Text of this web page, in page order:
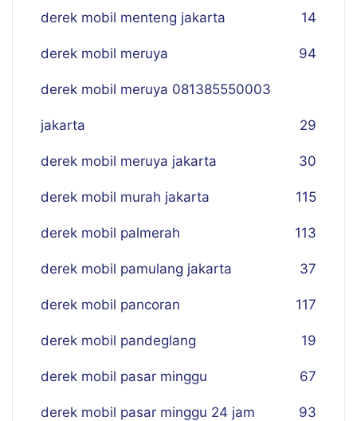
derek mobil menteng jakarta 14
derek mobil meruya 94
derek mobil meruya 081385550003
jakarta 29
derek mobil meruya jakarta 30
derek mobil murah jakarta 115
derek mobil palmerah 113
derek mobil pamulang jakarta 37
derek mobil pancoran 117
derek mobil pandeglang 19
derek mobil pasar minggu 67
derek mobil pasar minggu 24 jam 93